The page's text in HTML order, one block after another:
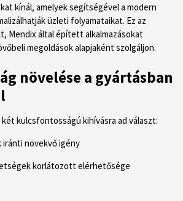
kínál, amelyek segítségével a modern
üzleti folyamataikat. Ez az
Mendix által épített alkalmazásokat
megoldások alapjaként szolgáljon.
növelése a gyártásban
kulcsfontosságú kihívásra ad választ:
iránti növekvő igény
korlátozott elérhetősége